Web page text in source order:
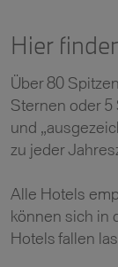
Hier
Über 80
Sternen oder 5
und
zu jeder
Alle Hotels
können sich in
Hotels fallen